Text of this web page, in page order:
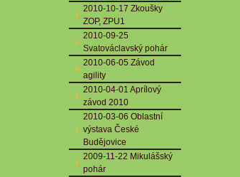
2010-10-17 Zkoušky
ZOP, ZPU1
2010-09-25
Svatováclavský pohár
2010-06-05 Závod
agility
2010-04-01 Aprílový
závod 2010
2010-03-06 Oblastní
výstava České
Budějovice
2009-11-22 Mikulášský
pohár